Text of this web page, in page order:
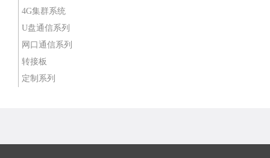
4G集群系统
U盘通信系列
网口通信系列
转接板
定制系列